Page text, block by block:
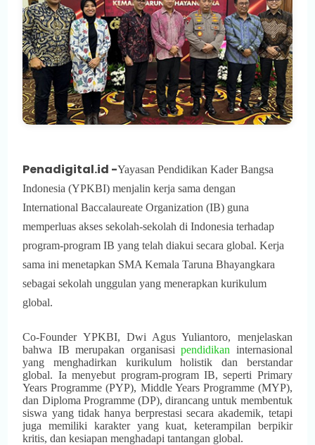
Penadigital.id -Yayasan Pendidikan Kader Bangsa
Indonesia (YPKBI) menjalin kerja sama dengan
International Baccalaureate Organization (IB) guna
memperluas akses sekolah-sekolah di Indonesia terhadap
program-program IB yang telah diakui secara global.Kerja
sama ini menetapkan SMA Kemala Taruna Bhayangkara
sebagai sekolah unggulan yang menerapkan kurikulum
global.
Co-Founder YPKBI, Dwi Agus Yuliantoro, menjelaskan
bahwa IB merupakan organisasipendidikan internasional
yang menghadirkan kurikulum holistik dan berstandar
global. Ia menyebut program-program IB, seperti Primary
Years Programme (PYP), Middle Years Programme (MYP),
dan Diploma Programme (DP), dirancang untuk membentuk
siswa yang tidak hanya berprestasi secara akademik, tetapi
juga memiliki karakter yang kuat, keterampilan berpikir
kritis, dan kesiapan menghadapi tantangan global.